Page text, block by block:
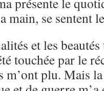
main, se sentent
et les
touchée par le
m’ont plu. Mais